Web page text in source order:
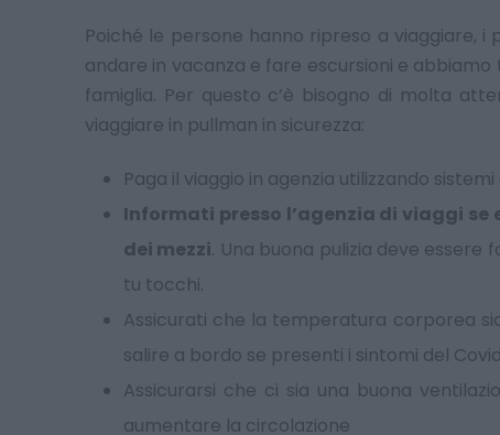
Poiché le persone hanno ripreso a viaggiare,
andare in vacanza e fare escursioni e
famiglia. Per questo c’è bisogno di molta
viaggiare in pullman in sicurezza:
Paga il viaggio in agenzia utilizzando
Informati presso l’agenzia di viaggi
dei mezzi. Una buona pulizia deve
tu tocchi.
Assicurati che la temperatura corporea
salire a bordo se presenti i sintomi del Covid
Assicurarsi che ci sia una buona
aumentare la circolazione